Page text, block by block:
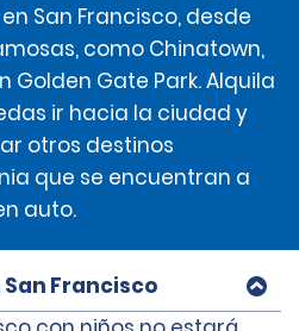
San Francisco, desde
como Chinatown,
Golden Gate Park. Alquila
ir hacia la ciudad y
otros destinos
que se encuentran a
auto.
Francisco